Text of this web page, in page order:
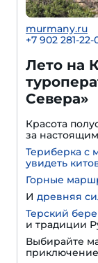
murmany.ru
+7 902 281-22-
Лето на
Севера»
Красота
за
Териберка с
увидеть
Горные
И древняя
Терский
и традиции
Выбирайте